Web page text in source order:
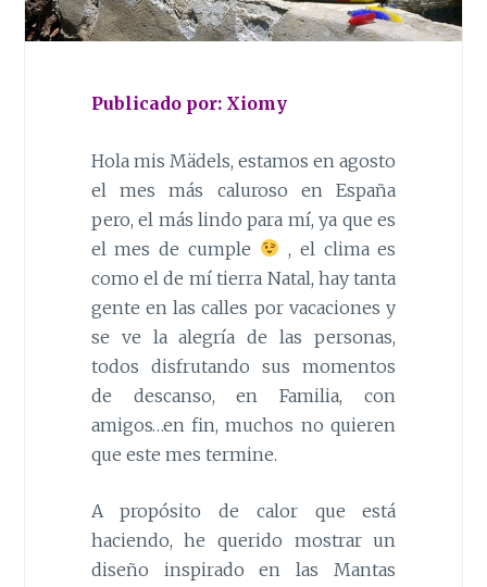
Publicado por: Xiomy
Hola mis Mädels, estamos en agosto
el mes más caluroso en España
pero, el más lindo para mí, ya que es
el mes de cumple
, el clima es
como el de mí tierra Natal, hay tanta
gente en las calles por vacaciones y
se ve la alegría de las personas,
todos disfrutando sus momentos
de descanso, en Familia, con
amigos…en fin, muchos no quieren
que este mes termine.
A propósito de calor que está
haciendo, he querido mostrar un
diseño inspirado en las Mantas